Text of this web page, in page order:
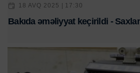
18 AVQ 2025 | 17:30
Bakıda əməliyyat keçirildi -